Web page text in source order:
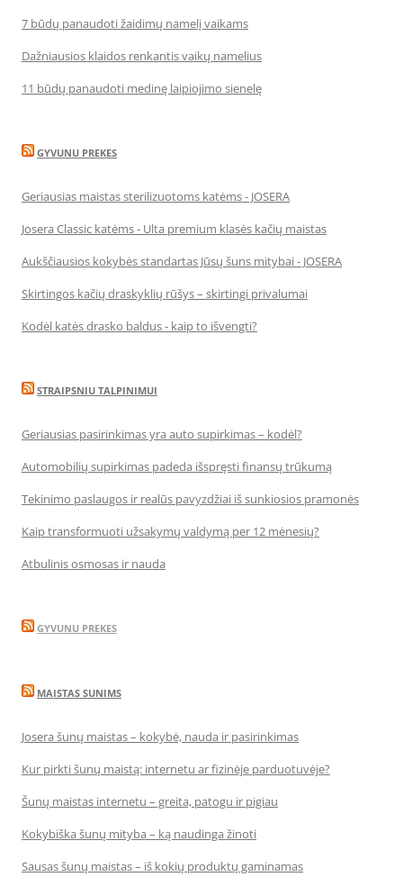
7 būdų panaudoti žaidimų namelį vaikams
Dažniausios klaidos renkantis vaikų namelius
11 būdų panaudoti medinę laipiojimo sienelę
GYVUNU PREKES
Geriausias maistas sterilizuotoms katėms - JOSERA
Josera Classic katėms - Ulta premium klasės kačių maistas
Aukščiausios kokybės standartas Jūsų šuns mitybai - JOSERA
Skirtingos kačių draskyklių rūšys – skirtingi privalumai
Kodėl katės drasko baldus - kaip to išvengti?
STRAIPSNIU TALPINIMUI
Geriausias pasirinkimas yra auto supirkimas – kodėl?
Automobilių supirkimas padeda išspręsti finansų trūkumą
Tekinimo paslaugos ir realūs pavyzdžiai iš sunkiosios pramonės
Kaip transformuoti užsakymų valdymą per 12 mėnesių?
Atbulinis osmosas ir nauda
GYVUNU PREKES
MAISTAS SUNIMS
Josera šunų maistas – kokybė, nauda ir pasirinkimas
Kur pirkti šunų maistą: internetu ar fizinėje parduotuvėje?
Šunų maistas internetu – greita, patogu ir pigiau
Kokybiška šunų mityba – ką naudinga žinoti
Sausas šunų maistas – iš kokių produktų gaminamas